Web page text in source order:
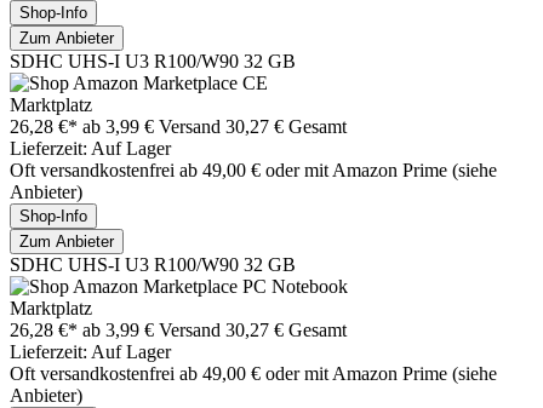
Shop-Info
Zum Anbieter
SDHC UHS-I U3 R100/W90 32 GB
Marktplatz
26,28 €* ab 3,99 € Versand 30,27 € Gesamt
Lieferzeit: Auf Lager
Oft versandkostenfrei ab 49,00 € oder mit Amazon Prime (siehe
Anbieter)
Shop-Info
Zum Anbieter
SDHC UHS-I U3 R100/W90 32 GB
Marktplatz
26,28 €* ab 3,99 € Versand 30,27 € Gesamt
Lieferzeit: Auf Lager
Oft versandkostenfrei ab 49,00 € oder mit Amazon Prime (siehe
Anbieter)